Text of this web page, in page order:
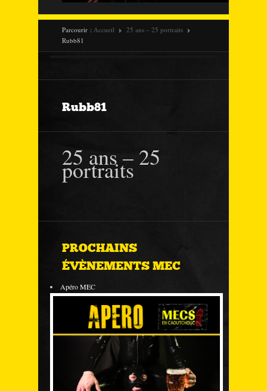
Parcourir : Accueil
25 ans – 25 portraits
Rubb81
Rubb81
25 ans – 25
portraits
PROCHAINS
ÉVÈNEMENTS MEC
Apéro MEC